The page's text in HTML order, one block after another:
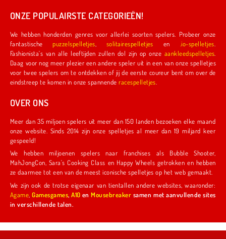
ONZE POPULAIRSTE CATEGORIEËN!
We hebben honderden genres voor allerlei soorten spelers. Probeer onze
fantastischepuzzelspelletjes solitairespelletjes en .io-spelletjes
Fashionista's van alle leeftijden zullen dol zijn op onze aankleedspelletjes
Daag voor nog meer plezier een andere speler uit in een van onze spelletjes
voor twee spelers om te ontdekken of jij de eerste coureur bent om over de
eindstreep te komen in onze spannenderacespelletjes
OVER ONS
Meer dan 35 miljoen spelers uit meer dan 150 landen bezoeken elke maand
onze website. Sinds 2014 zijn onze spelletjes al meer dan 19 miljard keer
gespeeld!
We hebben miljoenen spelers naar franchises als Bubble Shooter,
MahJongCon, Sara's Cooking Class en Happy Wheels getrokken en hebben
ze daarmee tot een van de meest iconische spelletjes op het web gemaakt.
We zijn ook de trotse eigenaar van tientallen andere websites, waaronder:
Agame ,Gamesgames,A10 enMousebreaker samen met aanvullende sites
in verschillende talen.